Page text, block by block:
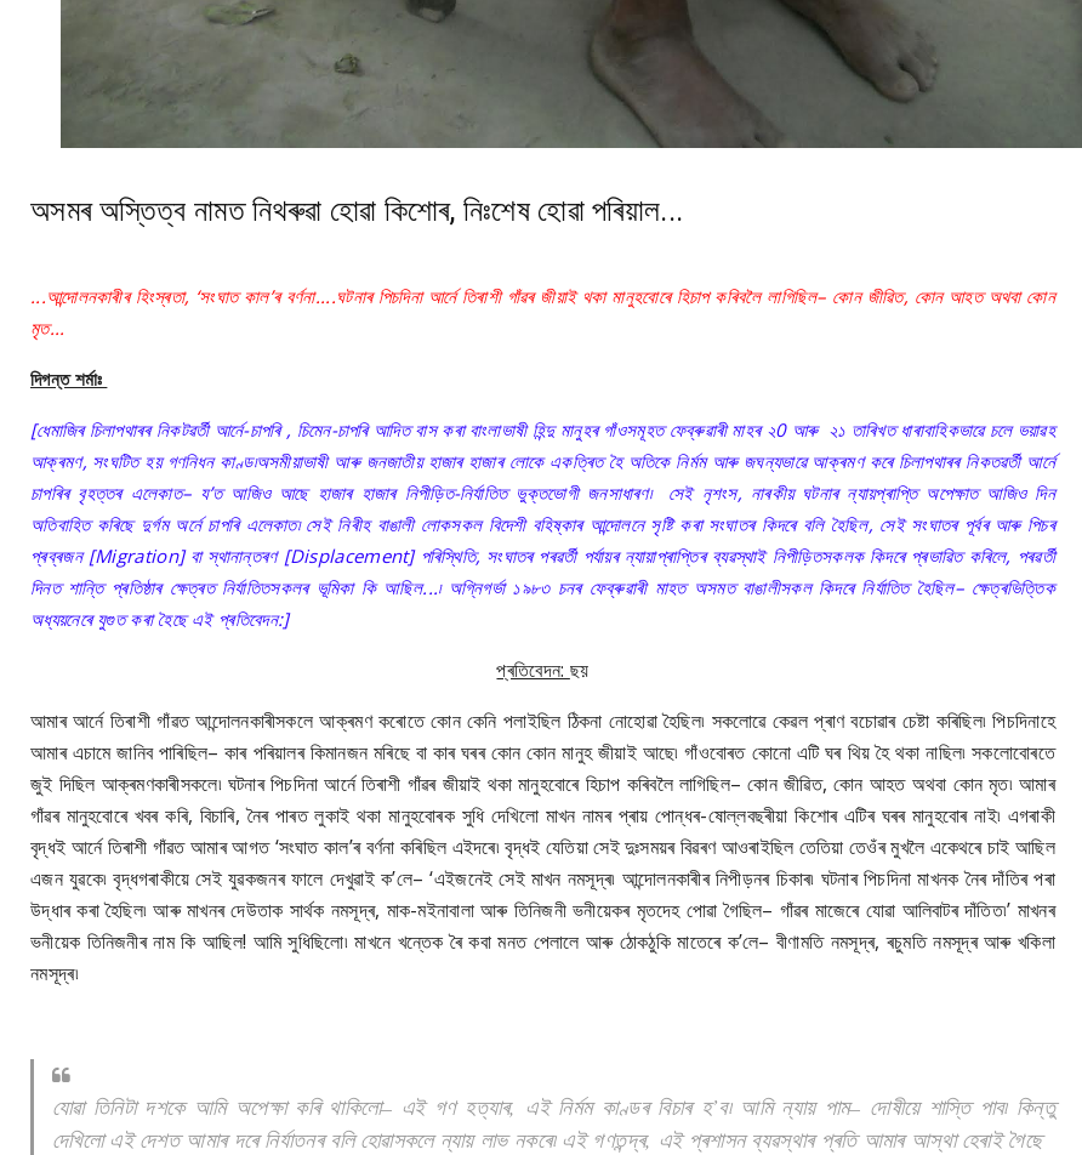
অসমৰ অস্তিত্ব নামত নিথৰুৱা হোৱা কিশোৰ, নিঃশেষ হোৱা পৰিয়াল...
...আন্দোলনকাৰীৰ হিংস্ৰতা, ‘সংঘাত কাল’ৰ বৰ্ণনা....ঘটনাৰ পিচদিনা আৰ্নে তিৰাশী গাঁৱৰ জীয়াই থকা মানুহবোৰে হিচাপ কৰিবলৈ লাগিছিল– কোন জীৱিত, কোন আহত অথবা কোন
মৃত...
দিগন্ত শৰ্মাঃ
[ধেমাজিৰ চিলাপথাৰৰ নিকটৱৰ্তী আৰ্নে-চাপৰি , চিমেন-চাপৰি আদিত বাস কৰা বাংলাভাষী হিন্দু মানুহৰ গাঁওসমূহত ফেব্ৰুৱাৰী মাহৰ ২0 আৰু ২১ তাৰিখত ধাৰাবাহিকভাৱে চলে ভয়াৱহ
আক্ৰমণ, সংঘটিত হয় গণনিধন কাণ্ড৷অসমীয়াভাষী আৰু জনজাতীয় হাজাৰ হাজাৰ লোকে একত্ৰিত হৈ অতিকে নিৰ্মম আৰু জঘন্যভাৱে আক্ৰমণ কৰে চিলাপথাৰৰ নিকতৱৰ্তী আৰ্নে
চাপৰিৰ বৃহত্তৰ এলেকাত– য’ত আজিও আছে হাজাৰ হাজাৰ নিপীড়িত-নিৰ্যাতিত ভুক্তভোগী জনসাধাৰণ৷ সেই নৃশংস, নাৰকীয় ঘটনাৰ ন্যায়প্ৰাপ্তি অপেক্ষাত আজিও দিন
অতিবাহিত কৰিছে দুৰ্গম অৰ্নে চাপৰি এলেকাত৷ সেই নিৰীহ বাঙালী লোকসকল বিদেশী বহিষ্কাৰ আন্দোলনে সৃষ্টি কৰা সংঘাতৰ কিদৰে বলি হৈছিল, সেই সংঘাতৰ পূৰ্বৰ আৰু পিচৰ
প্ৰব্ৰজন [Migration] বা স্থানান্তৰণ [Displacement] পৰিস্থিতি, সংঘাতৰ পৰৱৰ্তী পৰ্যায়ৰ ন্যায়াপ্ৰাপ্তিৰ ব্যৱস্থাই নিপীড়িতসকলক কিদৰে প্ৰভাৱিত কৰিলে, পৰৱৰ্তী
দিনত শান্তি প্ৰতিষ্ঠাৰ ক্ষেত্ৰত নিৰ্যাতিতসকলৰ ভূমিকা কি আছিল...৷ অগ্নিগৰ্ভা ১৯৮৩ চনৰ ফেব্ৰুৱাৰী মাহত অসমত বাঙালীসকল কিদৰে নিৰ্যাতিত হৈছিল– ক্ষেত্ৰভিত্তিক
অধ্যয়নেৰে যুগুত কৰা হৈছে এই প্ৰতিবেদন:]
প্ৰতিবেদন: ছয়
আমাৰ আৰ্নে তিৰাশী গাঁৱত আন্দোলনকাৰীসকলে আক্ৰমণ কৰোতে কোন কেনি পলাইছিল ঠিকনা নোহোৱা হৈছিল৷ সকলোৱে কেৱল প্ৰাণ বচোৱাৰ চেষ্টা কৰিছিল৷ পিচদিনাহে
আমাৰ এচামে জানিব পাৰিছিল– কাৰ পৰিয়ালৰ কিমানজন মৰিছে বা কাৰ ঘৰৰ কোন কোন মানুহ জীয়াই আছে৷ গাঁওবোৰত কোনো এটি ঘৰ থিয় হৈ থকা নাছিল৷ সকলোবোৰতে
জুই দিছিল আক্ৰমণকাৰীসকলে৷ ঘটনাৰ পিচদিনা আৰ্নে তিৰাশী গাঁৱৰ জীয়াই থকা মানুহবোৰে হিচাপ কৰিবলৈ লাগিছিল– কোন জীৱিত, কোন আহত অথবা কোন মৃত৷ আমাৰ
গাঁৱৰ মানুহবোৰে খবৰ কৰি, বিচাৰি, নৈৰ পাৰত লুকাই থকা মানুহবোৰক সুধি দেখিলো মাখন নামৰ প্ৰায় পোন্ধৰ-ষোল্লবছৰীয়া কিশোৰ এটিৰ ঘৰৰ মানুহবোৰ নাই৷ এগৰাকী
বৃদ্ধই আৰ্নে তিৰাশী গাঁৱত আমাৰ আগত ‘সংঘাত কাল’ৰ বৰ্ণনা কৰিছিল এইদৰে৷ বৃদ্ধই যেতিয়া সেই দুঃসময়ৰ বিৱৰণ আওৰাইছিল তেতিয়া তেওঁৰ মুখলৈ একেথৰে চাই আছিল
এজন যুৱকে৷ বৃদ্ধগৰাকীয়ে সেই যুৱকজনৰ ফালে দেখুৱাই ক’লে– ‘এইজনেই সেই মাখন নমসূদ্ৰ৷ আন্দোলনকাৰীৰ নিপীড়নৰ চিকাৰ৷ ঘটনাৰ পিচদিনা মাখনক নৈৰ দাঁতিৰ পৰা
উদ্ধাৰ কৰা হৈছিল৷ আৰু মাখনৰ দেউতাক সাৰ্থক নমসূদ্ৰ, মাক-মইনাবালা আৰু তিনিজনী ভনীয়েকৰ মৃতদেহ পোৱা গৈছিল– গাঁৱৰ মাজেৰে যোৱা আলিবাটৰ দাঁতিত৷’ মাখনৰ
ভনীয়েক তিনিজনীৰ নাম কি আছিল! আমি সুধিছিলো৷ মাখনে খন্তেক ৰৈ কবা মনত পেলালে আৰু ঠোকঠুকি মাতেৰে ক’লে– বীণামতি নমসূদ্ৰ, ৰচুমতি নমসূদ্ৰ আৰু খকিলা
নমসূদ্ৰ৷
যোৱা তিনিটা দশকে আমি অপেক্ষা কৰি থাকিলো– এই গণ হত্যাৰ, এই নিৰ্মম কাণ্ডৰ বিচাৰ হ’ব৷ আমি ন্যায় পাম– দোষীয়ে শাস্তি পাব৷ কিন্তু
দেখিলো এই দেশত আমাৰ দৰে নিৰ্যাতনৰ বলি হোৱাসকলে ন্যায় লাভ নকৰে৷ এই গণতন্দ্ৰ, এই প্ৰশাসন ব্যৱস্থাৰ প্ৰতি আমাৰ আস্থা হেৰাই গৈছে